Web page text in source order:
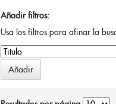
Añadir filtros:
Usa los filtros para afinar la